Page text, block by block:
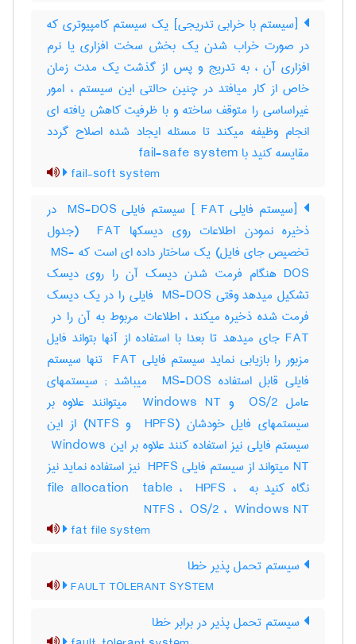
[سیستم با خرابی تدریجی] یک سیستم کامپیوتری که
در صورت خراب شدن یک بخش سخت افزاری یا نرم
افزاری آن ، به تدریج و پس از گذشت یک مدت زمان
خاص از کار میافتد در چنین حالتی این سیستم ، امور
غیراساسی را متوقف ساخته و با ظرفیت کاهش یافته ای
انجام وظیفه میکند تا مسئله ایجاد شده اصلاح گردد
مقایسه کنید با ‎ fail-safe system
fail-soft system
[سیستم فایلی ‎ FAT] سیستم فایلی ‎ MS-DOS در
ذخیره نمودن اطلاعات روی دیسکها ‎ FAT (جدول
تخصیص جای فایل) یک ساختار داده ای است که ‎ MS-
DOS هنگام فرمت شدن دیسک آن را روی دیسک
تشکیل میدهد وقتی ‎ MS-DOS فایلی را در یک دیسک
FAT جای میدهد تا بعدا با استفاده از آنها بتواند فایل
مزبور را بازیابی نماید سیستم فایلی ‎ FAT تنها سیستم
فایلی قابل استفاده ‎ MS-DOS میباشد‎ ; سیستمهای
عامل ‎ OS/2 و ‎ Windows NT میتوانند علاوه بر
سیستمهای فایل خودشان (‎ HPFS و ‎NTFS) از این
سیستم فایلی نیز استفاده کنند علاوه بر این ‎ Windows
NT میتواند از سیستم فایلی ‎ HPFS نیز استفاده نماید نیز
نگاه کنید به ‎file allocation ‎ table ، ‎ HPFS ، ‎
NTFS ، ‎ OS/2 ، ‎ Windows NT
fat file system
سیستم تحمل پذیر خطا
FAULT TOLERANT SYSTEM
سیستم تحمل پذیر در برابر خطا